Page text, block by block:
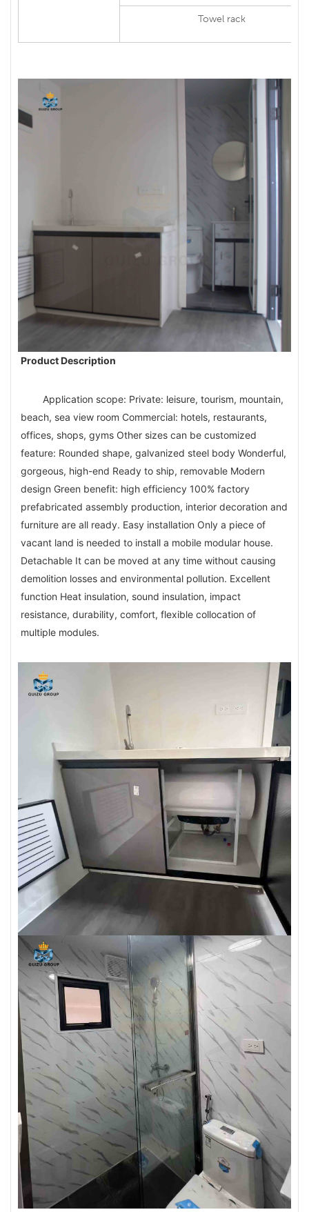
Towel rack
Product Description
Application scope: Private: leisure, tourism, mountain,
beach, sea view room Commercial: hotels, restaurants,
offices, shops, gyms Other sizes can be customized
feature: Rounded shape, galvanized steel body Wonderful,
gorgeous, high-end Ready to ship, removable Modern
design Green benefit: high efficiency 100% factory
prefabricated assembly production, interior decoration and
furniture are all ready. Easy installation Only a piece of
vacant land is needed to install a mobile modular house.
Detachable It can be moved at any time without causing
demolition losses and environmental pollution. Excellent
function Heat insulation, sound insulation, impact
resistance, durability, comfort, flexible collocation of
multiple modules.